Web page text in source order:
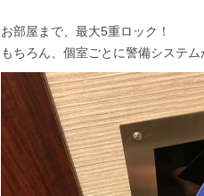
お部屋まで、最大5重ロック！
もちろん、個室ごとに警備システ